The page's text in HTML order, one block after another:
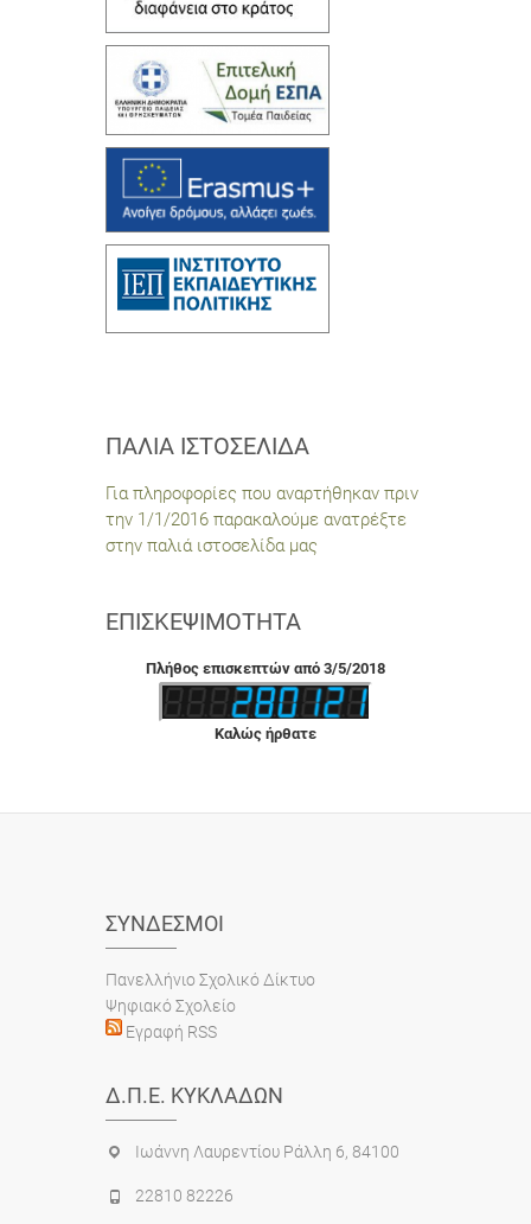
ΠΑΛΙΆ ΙΣΤΟΣΕΛΊΔΑ
Για πληροφορίες που αναρτήθηκαν πριν
την 1/1/2016 παρακαλούμε ανατρέξτε
στην παλιά ιστοσελίδα μας
ΕΠΙΣΚΕΨΙΜΌΤΗΤΑ
Πλήθος επισκεπτών από 3/5/2018
Καλώς ήρθατε
ΣΎΝΔΕΣΜΟΙ
Πανελλήνιο Σχολικό Δίκτυο
Ψηφιακό Σχολείο
Εγραφή RSS
Δ.Π.Ε. ΚΥΚΛΆΔΩΝ
Ιωάννη Λαυρεντίου Ράλλη 6, 84100
22810 82226